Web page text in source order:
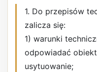
1. Do przepisów
zalicza się:
1) warunki
odpowiadać
usytuowanie;